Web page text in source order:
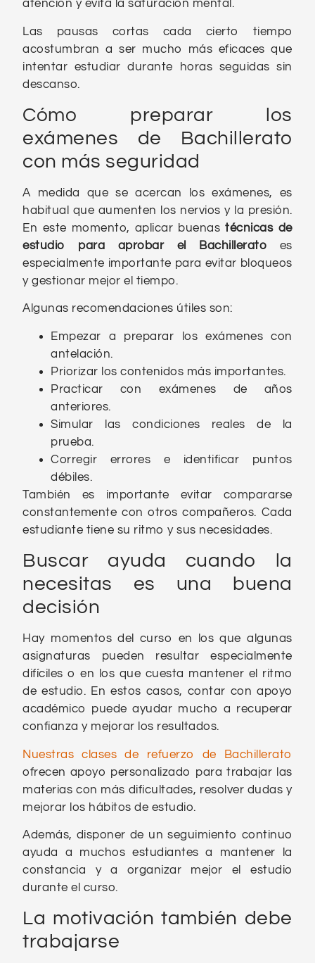
atención y evita la saturación mental.
Las pausas cortas cada cierto tiempo
acostumbran a ser mucho más eficaces que
intentar estudiar durante horas seguidas sin
descanso.
Cómo preparar los
exámenes de Bachillerato
con más seguridad
A medida que se acercan los exámenes, es
habitual que aumenten los nervios y la presión.
En este momento, aplicar buenastécnicas de
estudio para aprobar el Bachillerato es
especialmente importante para evitar bloqueos
y gestionar mejor el tiempo.
Algunas recomendaciones útiles son:
Empezar a preparar los exámenes con
antelación.
Priorizar los contenidos más importantes.
Practicar con exámenes de años
anteriores.
Simular las condiciones reales de la
prueba.
Corregir errores e identificar puntos
débiles.
También es importante evitar compararse
constantemente con otros compañeros. Cada
estudiante tiene su ritmo y sus necesidades.
Buscar ayuda cuando la
necesitas es una buena
decisión
Hay momentos del curso en los que algunas
asignaturas pueden resultar especialmente
difíciles o en los que cuesta mantener el ritmo
de estudio. En estos casos, contar con apoyo
académico puede ayudar mucho a recuperar
confianza y mejorar los resultados.
Nuestras clases de refuerzo de Bachillerato
ofrecen apoyo personalizado para trabajar las
materias con más dificultades, resolver dudas y
mejorar los hábitos de estudio.
Además, disponer de un seguimiento continuo
ayuda a muchos estudiantes a mantener la
constancia y a organizar mejor el estudio
durante el curso.
La motivación también debe
trabajarse